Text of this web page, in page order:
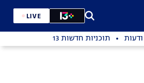
LIVE
תוכניות חדשות 13